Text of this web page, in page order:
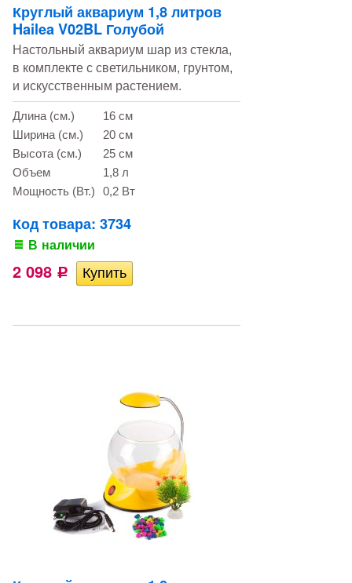
Круглый аквариум 1,8 литров
Hailea V02BL Голубой
Настольный аквариум шар из стекла,
в комплекте с светильником, грунтом,
и искусственным растением.
Длина (см.)
16 см
Ширина (см.)
20 см
Высота (см.)
25 см
Объем
1,8 л
Мощность (Вт.)
0,2 Вт
Код товара: 3734
В наличии
2 098 Р